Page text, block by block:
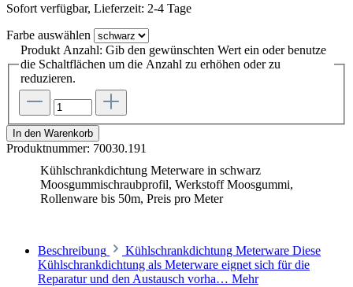
Sofort verfügbar, Lieferzeit: 2-4 Tage
Farbe auswählen
Produkt Anzahl: Gib den gewünschten Wert ein oder benutze
die Schaltflächen um die Anzahl zu erhöhen oder zu
reduzieren.
In den Warenkorb
Produktnummer: 70030.191
Kühlschrankdichtung Meterware in schwarz
Moosgummischraubprofil, Werkstoff Moosgummi,
Rollenware bis 50m, Preis pro Meter
Beschreibung
Kühlschrankdichtung Meterware Diese
Kühlschrankdichtung als Meterware eignet sich für die
Reparatur und den Austausch vorha… Mehr